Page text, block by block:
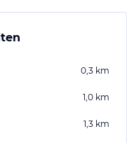
0,3 km
1,0 km
1,3 km